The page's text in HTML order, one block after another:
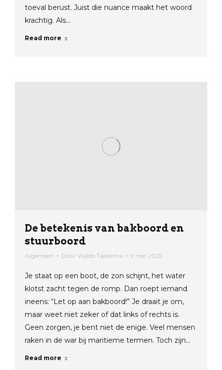
toeval berust. Juist die nuance maakt het woord
krachtig. Als…
Read more
De betekenis van bakboord en
stuurboord
Algemeen Door Waldo Taekema 9 mei 2025
Je staat op een boot, de zon schijnt, het water
klotst zacht tegen de romp. Dan roept iemand
ineens: “Let op aan bakboord!” Je draait je om,
maar weet niet zeker of dat links of rechts is.
Geen zorgen, je bent niet de enige. Veel mensen
raken in de war bij maritieme termen. Toch zijn…
Read more